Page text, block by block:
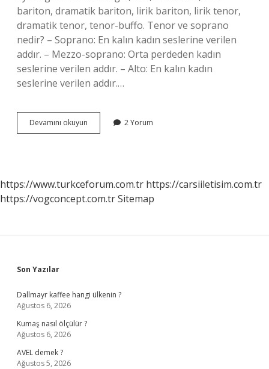
bariton, dramatik bariton, lirik bariton, lirik tenor,
dramatik tenor, tenor-buffo. Tenor ve soprano
nedir? – Soprano: En kalın kadın seslerine verilen
addır. – Mezzo-soprano: Orta perdeden kadın
seslerine verilen addır. – Alto: En kalın kadın
seslerine verilen addır.…
Devamını okuyun
Erkek
2 Yorum
https://www.turkceforum.com.tr https://carsiiletisim.com.tr
https://vogconcept.com.trSitemap
Sidebar
Son Yazılar
Dallmayr kaffee hangi ülkenin ?
Ağustos 6, 2026
Kumaş nasıl ölçülür ?
Ağustos 6, 2026
AVEL demek ?
Ağustos 5, 2026